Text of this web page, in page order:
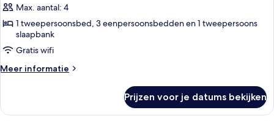
Max. aantal: 4
1 tweepersoonsbed, 3 eenpersoonsbedden en 1 tweepersoons
slaapbank
Gratis wifi
Meer informatie
Meer
Prijzen voor je datums bekijken